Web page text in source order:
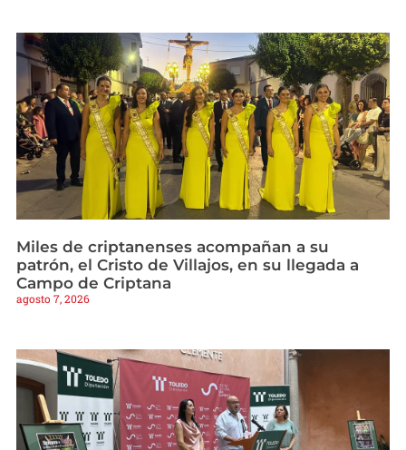
Miles de criptanenses acompañan a su
patrón, el Cristo de Villajos, en su llegada a
Campo de Criptana
agosto 7, 2026